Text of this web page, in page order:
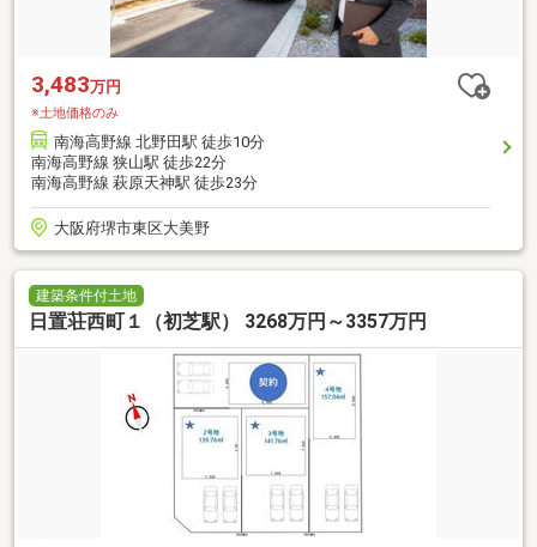
3,483万円
※土地価格のみ
南海高野線 北野田駅 徒歩10分
南海高野線 狭山駅 徒歩22分
南海高野線 萩原天神駅 徒歩23分
大阪府堺市東区大美野
建築条件付土地
日置荘西町１（初芝駅） 3268万円～3357万円